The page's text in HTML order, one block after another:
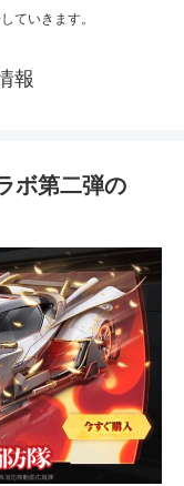
ていきます。
報
ボ第二弾の